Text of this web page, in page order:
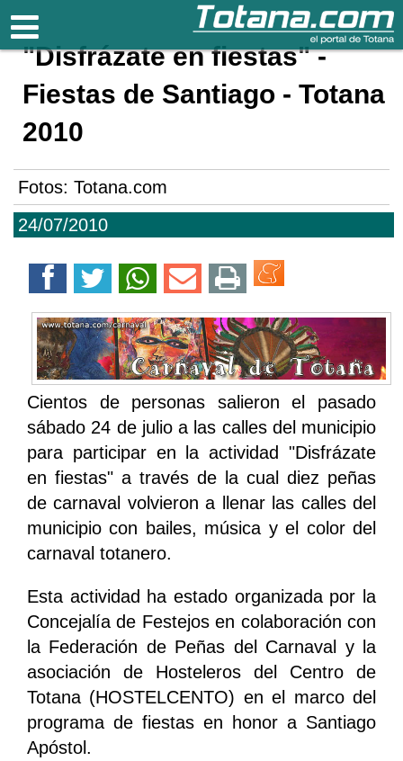
Totana.com
24/07/2010
"Disfrázate en fiestas" -
Fiestas de Santiago - Totana
2010
Fotos: Totana.com
Cientos de personas salieron el pasado
sábado 24 de julio a las calles del municipio
para participar en la actividad "Disfrázate
en fiestas" a través de la cual diez peñas
de carnaval volvieron a llenar las calles del
municipio con bailes, música y el color del
carnaval totanero.
Esta actividad ha estado organizada por la
Concejalía de Festejos en colaboración con
la Federación de Peñas del Carnaval y la
asociación de Hosteleros del Centro de
Totana (HOSTELCENTO) en el marco del
programa de fiestas en honor a Santiago
Apóstol.